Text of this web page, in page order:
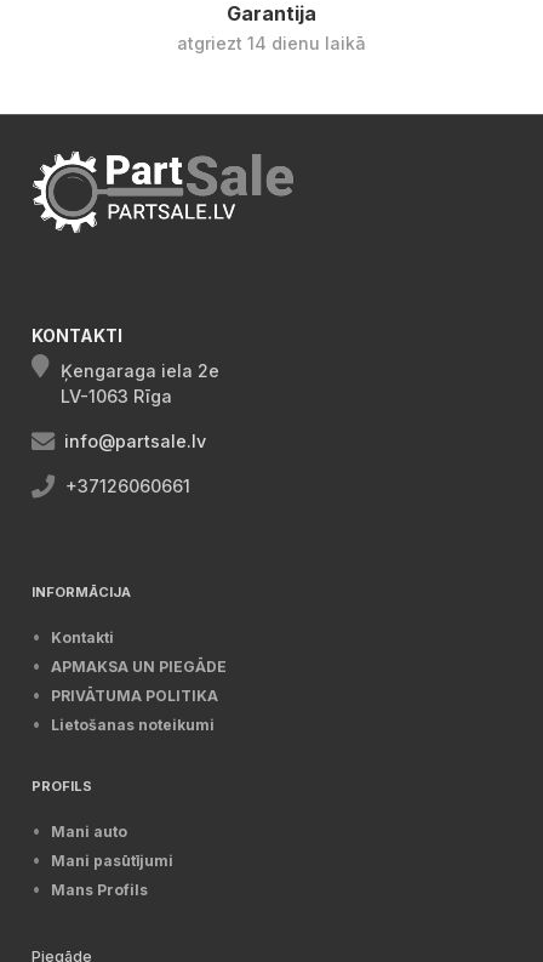
Garantija
atgriezt 14 dienu laikā
KONTAKTI
Ķengaraga iela 2e
LV-1063 Rīga
info@partsale.lv
+37126060661
INFORMĀCIJA
Kontakti
APMAKSA UN PIEGĀDE
PRIVĀTUMA POLITIKA
Lietošanas noteikumi
PROFILS
Mani auto
Mani pasūtījumi
Mans Profils
Piegāde